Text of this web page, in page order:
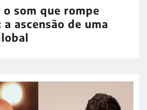
som que rompe
ascensão de uma